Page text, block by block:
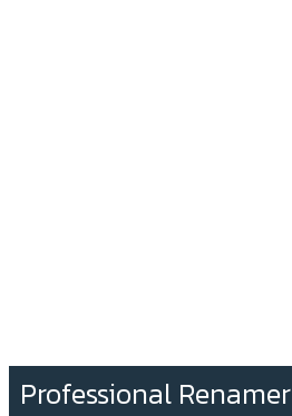
Professional Renamer